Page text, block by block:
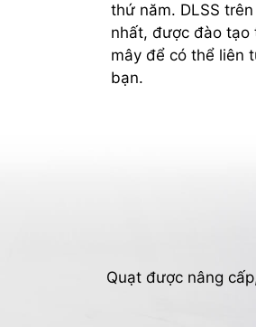
thứ năm. DLSS
nhất, được đào tạo
mây để có thể liên
bạn.
Quạt được nâng